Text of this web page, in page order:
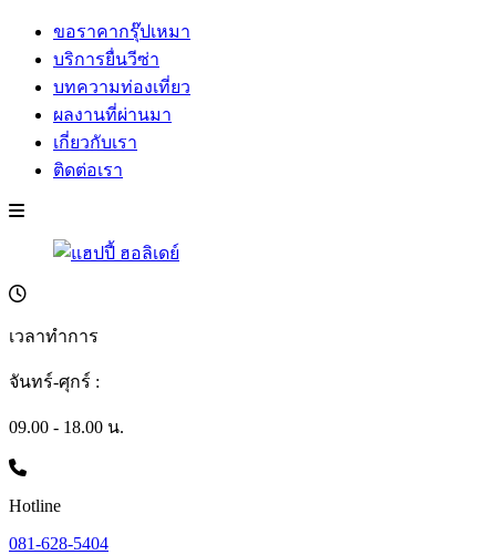
ขอราคากรุ๊ปเหมา
บริการยื่นวีซ่า
บทความท่องเที่ยว
ผลงานที่ผ่านมา
เกี่ยวกับเรา
ติดต่อเรา
เวลาทำการ
จันทร์-ศุกร์ :
09.00 - 18.00 น.
Hotline
081-628-5404